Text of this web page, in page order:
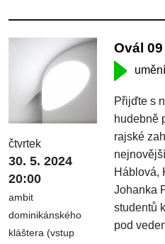
čtvrtek
30. 5. 2024
20:00
ambit
dominikánského
kláštera (vstup
Ovál 09
umění
Přijďte s
hudebně
rajské
Háblová,
Johanka
studentů
pod